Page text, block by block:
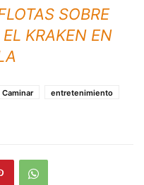
SOBRE
KRAKEN EN
Caminar
entretenimiento